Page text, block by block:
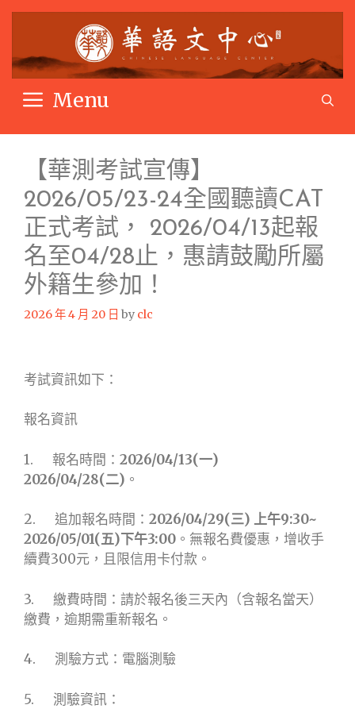
Skip
Menu
【華測考試宣傳】
2026/05/23-24全國聽讀CAT
正式考試， 2026/04/13起報
名至04/28止，惠請鼓勵所屬
外籍生參加！
2026 年 4 月 20 日 by clc
考試資訊如下：
報名資訊
1. 報名時間： 2026/04/13(一)
2026/04/28(二) 。
2. 追加報名時間： 2026/04/29(三) 上午9:30~
2026/05/01(五)下午3:00 。無報名費優惠，增收手
續費300元，且限信用卡付款。
3. 繳費時間：請於報名後三天內（含報名當天）
繳費，逾期需重新報名。
4. 測驗方式：電腦測驗
5. 測驗資訊：